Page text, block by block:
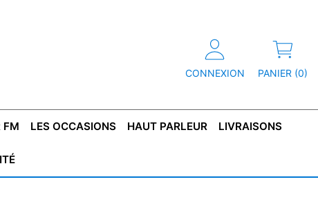
CONNEXION PANIER (0)
FM LES OCCASIONS HAUT PARLEUR LIVRAISONS